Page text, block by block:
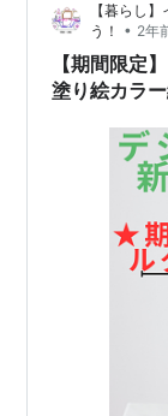
【暮らし
う！
• 2年
【期間限定
塗り絵カラ